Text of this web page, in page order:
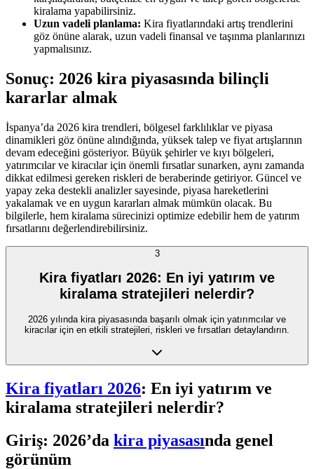
kiralama yapabilirsiniz.
Uzun vadeli planlama: Kira fiyatlarındaki artış trendlerini
göz önüne alarak, uzun vadeli finansal ve taşınma planlarınızı
yapmalısınız.
Sonuç: 2026 kira piyasasında bilinçli
kararlar almak
İspanya’da 2026 kira trendleri, bölgesel farklılıklar ve piyasa
dinamikleri göz önüne alındığında, yüksek talep ve fiyat artışlarının
devam edeceğini gösteriyor. Büyük şehirler ve kıyı bölgeleri,
yatırımcılar ve kiracılar için önemli fırsatlar sunarken, aynı zamanda
dikkat edilmesi gereken riskleri de beraberinde getiriyor. Güncel ve
yapay zeka destekli analizler sayesinde, piyasa hareketlerini
yakalamak ve en uygun kararları almak mümkün olacak. Bu
bilgilerle, hem kiralama sürecinizi optimize edebilir hem de yatırım
fırsatlarını değerlendirebilirsiniz.
3
Kira fiyatları 2026: En iyi yatırım ve
kiralama stratejileri nelerdir?
2026 yılında kira piyasasında başarılı olmak için yatırımcılar ve
kiracılar için en etkili stratejileri, riskleri ve fırsatları detaylandırın.
Kira fiyatları 2026: En iyi yatırım ve
kiralama stratejileri nelerdir?
Giriş: 2026’da kira piyasasında genel
görünüm